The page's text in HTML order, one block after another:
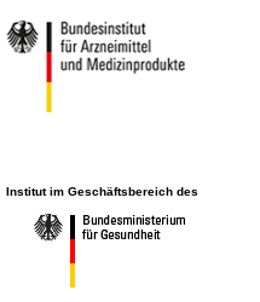
Institut im Geschäftsbereich des